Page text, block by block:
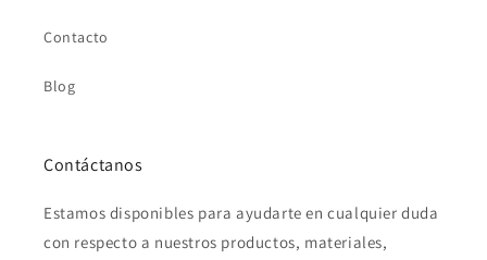
Contacto
Blog
Contáctanos
Estamos disponibles para ayudarte en cualquier duda
con respecto a nuestros productos, materiales,